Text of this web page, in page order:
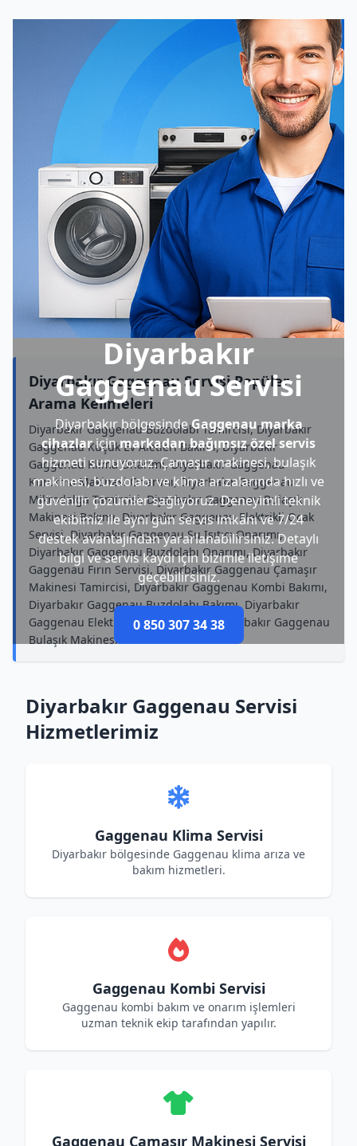
Diyarbakır
Gaggenau Servisi
Diyarbakır bölgesindeGaggenau marka
cihazlariçinmarkadan bağımsız özel servis
hizmeti sunuyoruz. Çamaşır makinesi, bulaşık
makinesi, buzdolabı ve klima arızalarında hızlı ve
güvenilir çözümler sağlıyoruz. Deneyimli teknik
ekibimiz ile aynı gün servis imkânı ve 7/24
destek avantajından yararlanabilirsiniz. Detaylı
bilgi ve servis kaydı için bizimle iletişime
geçebilirsiniz.
0 850 307 34 38
Diyarbakır Gaggenau Servisi Popüler
Arama Kelimeleri
Diyarbakır Gaggenau Buzdolabı Tamircisi, Diyarbakır
Gaggenau Küçük Ev Aletleri Bakımı, Diyarbakır
Gaggenau Klima Onarımı, Diyarbakır Gaggenau
Kurutma Makinesi Onarımı, Diyarbakır Gaggenau
Mikrodalga Tamircisi, Diyarbakır Gaggenau Bulaşık
Makinesi Bakımı, Diyarbakır Gaggenau Elektrikli Ocak
Servisi, Diyarbakır Gaggenau Su Isıtıcı Onarımı,
Diyarbakır Gaggenau Buzdolabı Onarımı, Diyarbakır
Gaggenau Fırın Servisi, Diyarbakır Gaggenau Çamaşır
Makinesi Tamircisi, Diyarbakır Gaggenau Kombi Bakımı,
Diyarbakır Gaggenau Buzdolabı Bakımı, Diyarbakır
Gaggenau Elektrikli Ocak Onarımı, Diyarbakır Gaggenau
Bulaşık Makinesi Onarımı
Diyarbakır Gaggenau Servisi
Hizmetlerimiz
Gaggenau Klima Servisi
Diyarbakır bölgesinde Gaggenau klima arıza ve
bakım hizmetleri.
Gaggenau Kombi Servisi
Gaggenau kombi bakım ve onarım işlemleri
uzman teknik ekip tarafından yapılır.
Gaggenau Çamaşır Makinesi Servisi